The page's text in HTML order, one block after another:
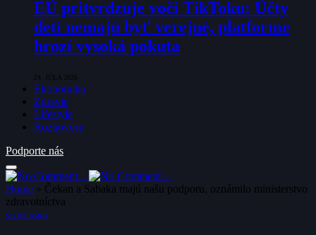
EÚ pritvrdzuje voči TikToku: Účty
detí nemajú byť verejné, platforme
hrozí vysoká pokuta
24. JÚLA 2026
Ekonomika
Zdravie
Lifestyle
Rozhovory
Podporte nás
Home » Čekan a Sabaka majú našu podporu, oznámilo ministerstvo
zdravotníctva
SLOVENSKO